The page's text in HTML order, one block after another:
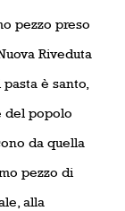
pezzo preso
Riveduta
è santo,
del popolo
da quella
pezzo di
alla